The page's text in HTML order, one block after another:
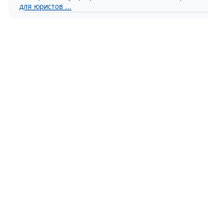
для юристов ...